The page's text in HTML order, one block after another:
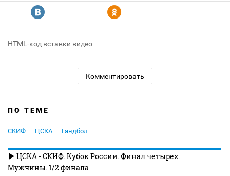
R Y
HTML-код вставки видео
Комментировать
ПО ТЕМЕ
СКИФ ЦСКА Гандбол
ЦСКА - СКИФ. Кубок России. Финал четырех.
Мужчины. 1/2 финала